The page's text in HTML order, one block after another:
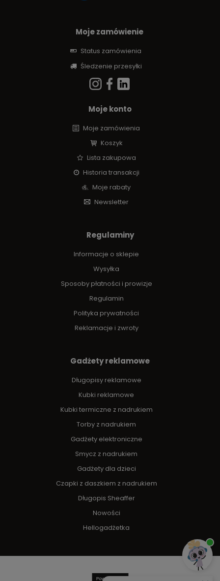
Moje zamówienie
Status zamówienia
Śledzenie przesyłki
Moje konto
Moje zamówienia
Koszyk
Lista zakupowa
Historia transakcji
Moje rabaty
Newsletter
Regulaminy
Informacje o sklepie
Wysyłka
Sposoby płatności i prowizje
Regulamin
Polityka prywatności
Reklamacje i zwroty
Gadżety reklamowe
Długopisy reklamowe
Kubki reklamowe
Kubki termiczne z nadrukiem
Torby z nadrukiem
Gadżety elektroniczne
Smycz z nadrukiem
Gadżety dla dzieci
Czapki z daszkiem z nadrukiem
Długopis Sheaffer
Nowości
Hellogadżetka